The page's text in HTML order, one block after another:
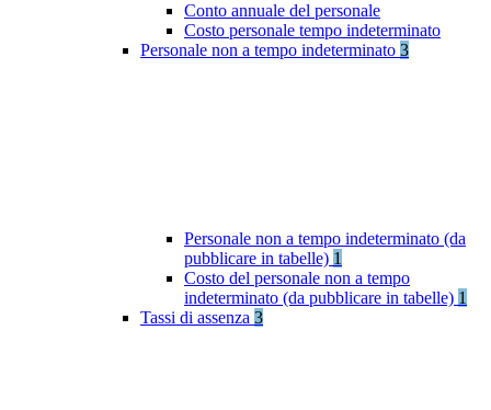
Conto annuale del personale
Costo personale tempo indeterminato
Personale non a tempo indeterminato 3
Personale non a tempo indeterminato (da
pubblicare in tabelle) 1
Costo del personale non a tempo
indeterminato (da pubblicare in tabelle) 1
Tassi di assenza 3